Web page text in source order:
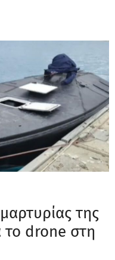
της
το drone στη